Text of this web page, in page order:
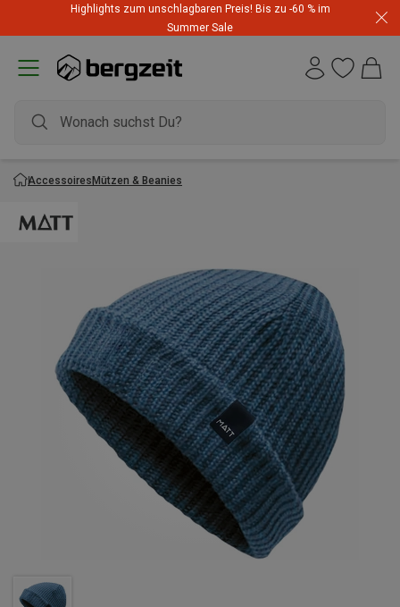
Highlights zum unschlagbaren Preis! Bis zu -60 % im
Summer Sale
AccessoiresMützen & Beanies